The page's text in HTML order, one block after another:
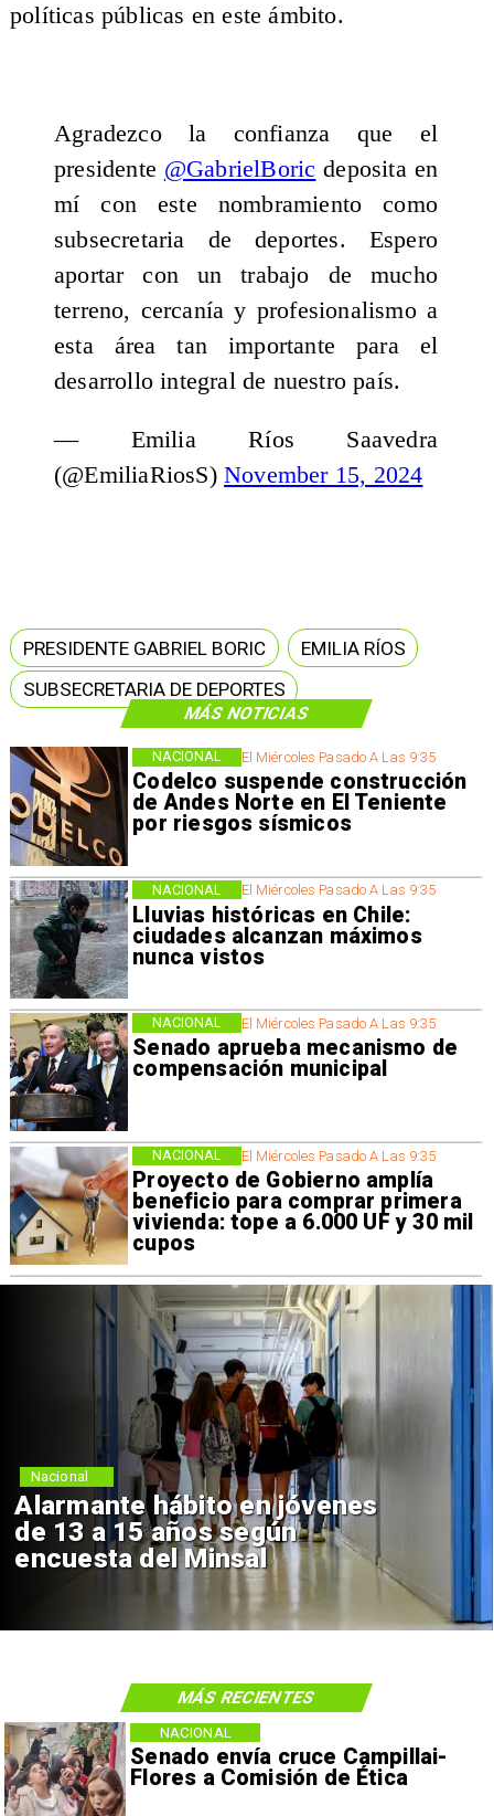
MÁS NOTICIAS
El Miércoles Pasado A Las 9:35
Codelco suspende construcción
de Andes Norte en El Teniente
por riesgos sísmicos
NACIONAL
El Miércoles Pasado A Las 9:35
Lluvias históricas en Chile:
ciudades alcanzan máximos
nunca vistos
NACIONAL
El Miércoles Pasado A Las 9:35
Senado aprueba mecanismo de
compensación municipal
NACIONAL
El Miércoles Pasado A Las 9:35
Proyecto de Gobierno amplía
beneficio para comprar primera
vivienda: tope a 6.000 UF y 30 mil
cupos
NACIONAL
políticas públicas en este ámbito.
Agradezco la confianza que el
presidente @GabrielBoric deposita en
mí con este nombramiento como
subsecretaria de deportes. Espero
aportar con un trabajo de mucho
terreno, cercanía y profesionalismo a
esta área tan importante para el
desarrollo integral de nuestro país.
— Emilia Ríos Saavedra
(@EmiliaRiosS) November 15, 2024
PRESIDENTE GABRIEL BORIC
EMILIA RÍOS
SUBSECRETARIA DE DEPORTES
hábito en jóvenes
años según
del Minsal
Senado envía cruce Campillai-
Flores a Comisión de Ética
NACIONAL
MÁS RECIENTES